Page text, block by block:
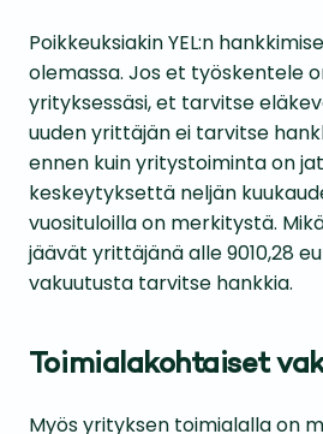
Poikkeuksiakin YEL:n
olemassa. Jos et työskentele
yrityksessäsi, et tarvitse
uuden yrittäjän ei tarvitse
ennen kuin yritystoiminta on
keskeytyksettä neljän
vuosituloilla on merkitystä.
jäävät yrittäjänä alle 9010,28
vakuutusta tarvitse hankkia.
Toimialakohtaiset
Myös yrityksen toimialalla on